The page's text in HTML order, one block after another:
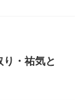
り・祐気と